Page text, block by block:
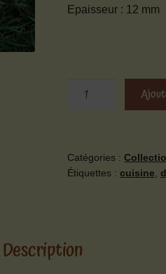
Epaisseur : 12 mm
plat
arbre
Catégories :
Étiquettes :cuisine,
Description